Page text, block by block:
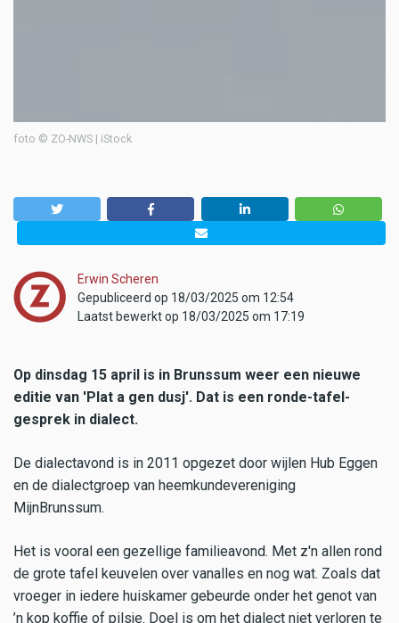
foto © ZO-NWS | iStock
Erwin Scheren
Gepubliceerd op 18/03/2025 om 12:54
Laatst bewerkt op 18/03/2025 om 17:19
Op dinsdag 15 april is in Brunssum weer een nieuwe
editie van 'Plat a gen dusj'. Dat is een ronde-tafel-
gesprek in dialect.
De dialectavond is in 2011 opgezet door wijlen Hub Eggen
en de dialectgroep van heemkundevereniging
MijnBrunssum.
Het is vooral een gezellige familieavond. Met z'n allen rond
de grote tafel keuvelen over vanalles en nog wat. Zoals dat
vroeger in iedere huiskamer gebeurde onder het genot van
’n kop koffie of pilsje. Doel is om het dialect niet verloren te